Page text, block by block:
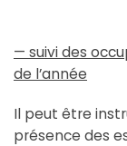
— suivi des
de l’année
Il peut être
présence des